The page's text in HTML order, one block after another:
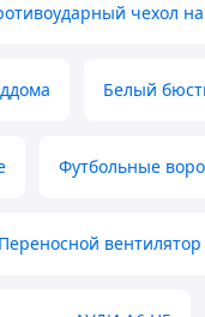
чехол
Белый
Футбольные
Переносной